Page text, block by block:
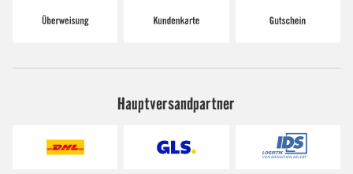
Hauptversandpartner